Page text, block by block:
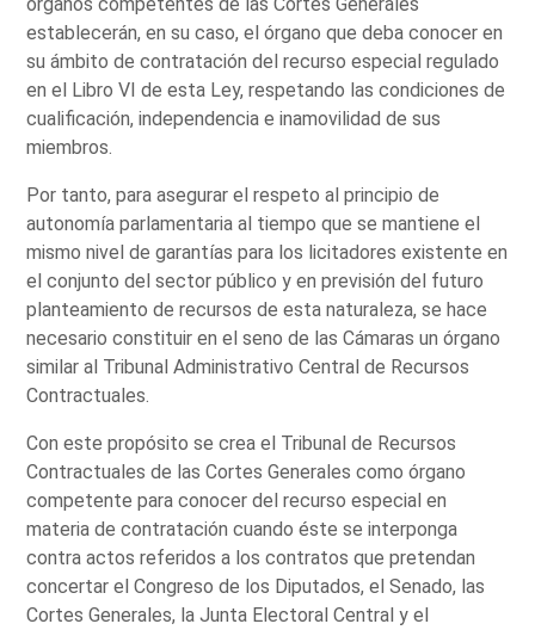
establecerán, en su caso, el órgano que deba conocer en
su ámbito de contratación del recurso especial regulado
en el Libro VI de esta Ley, respetando las condiciones de
cualificación, independencia e inamovilidad de sus
miembros.
Por tanto, para asegurar el respeto al principio de
autonomía parlamentaria al tiempo que se mantiene el
mismo nivel de garantías para los licitadores existente en
el conjunto del sector público y en previsión del futuro
planteamiento de recursos de esta naturaleza, se hace
necesario constituir en el seno de las Cámaras un órgano
similar al Tribunal Administrativo Central de Recursos
Contractuales.
Con este propósito se crea el Tribunal de Recursos
Contractuales de las Cortes Generales como órgano
competente para conocer del recurso especial en
materia de contratación cuando éste se interponga
contra actos referidos a los contratos que pretendan
concertar el Congreso de los Diputados, el Senado, las
Cortes Generales, la Junta Electoral Central y el